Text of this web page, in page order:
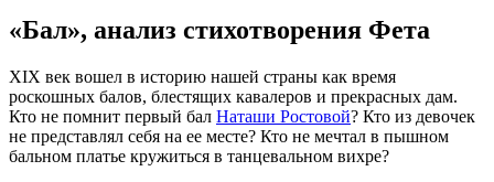
«Бал», анализ стихотворения Фета
XIX век вошел в историю нашей страны как время
роскошных балов, блестящих кавалеров и прекрасных дам.
Кто не помнит первый бал Наташи Ростовой? Кто из девочек
не представлял себя на ее месте? Кто не мечтал в пышном
бальном платье кружиться в танцевальном вихре?